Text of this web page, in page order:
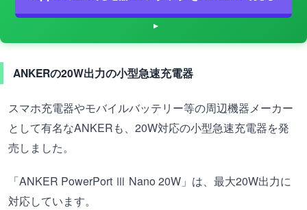
ANKERの20W出力の小型急速充電器
スマホ充電器やモバイルバッテリー等の周辺機器メーカー
として有名なANKERも、20W対応の小型急速充電器を発
売しました。
「ANKER PowerPort Ⅲ Nano 20W」は、最大20W出力に
対応しています。